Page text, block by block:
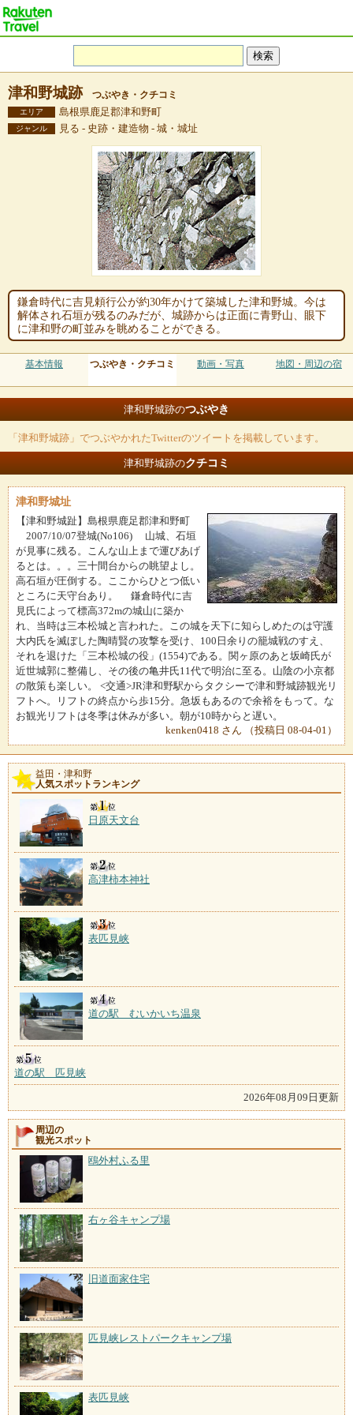
津和野城跡 つぶやき・クチコミ
エリア 島根県鹿足郡津和野町
ジャンル 見る - 史跡・建造物 - 城・城址
鎌倉時代に吉見頼行公が約30年かけて築城した津和野城。今は
解体され石垣が残るのみだが、城跡からは正面に青野山、眼下
に津和野の町並みを眺めることができる。
基本情報 つぶやき・クチコミ 動画・写真 地図・周辺の宿
津和野城跡のつぶやき
「津和野城跡」でつぶやかれたTwitterのツイートを掲載しています。
津和野城跡のクチコミ
津和野城址
【津和野城趾】島根県鹿足郡津和野町
2007/10/07登城(No106) 山城、石垣
が見事に残る。こんな山上まで運びあげ
るとは。。。三十間台からの眺望よし。
高石垣が圧倒する。ここからひとつ低い
ところに天守台あり。 鎌倉時代に吉
見氏によって標高372mの城山に築か
れ、当時は三本松城と言われた。この城を天下に知らしめたのは守護
大内氏を滅ぼした陶晴賢の攻撃を受け、100日余りの籠城戦のすえ、
それを退けた「三本松城の役」(1554)である。関ヶ原のあと坂崎氏が
近世城郭に整備し、その後の亀井氏11代で明治に至る。山陰の小京都
の散策も楽しい。 <交通>JR津和野駅からタクシーで津和野城跡観光リ
フトへ。リフトの終点から歩15分。急坂もあるので余裕をもって。な
お観光リフトは冬季は休みが多い。朝が10時からと遅い。
kenken0418 さん （投稿日 08-04-01）
益田・津和野
人気スポットランキング
日原天文台
高津柿本神社
表匹見峡
道の駅 むいかいち温泉
道の駅 匹見峡
2026年08月09日更新
周辺の
観光スポット
鴎外村ふる里
右ヶ谷キャンプ場
旧道面家住宅
匹見峡レストパークキャンプ場
表匹見峡